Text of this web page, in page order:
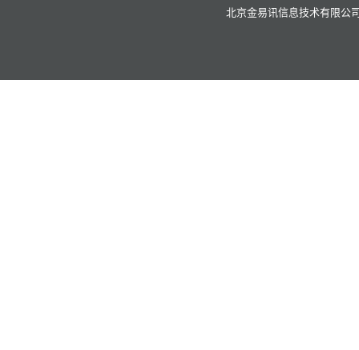
北京金易讯信息技术有限公